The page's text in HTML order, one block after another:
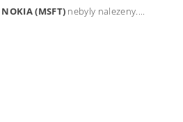
NOKIA (MSFT) nebyly nalezeny....